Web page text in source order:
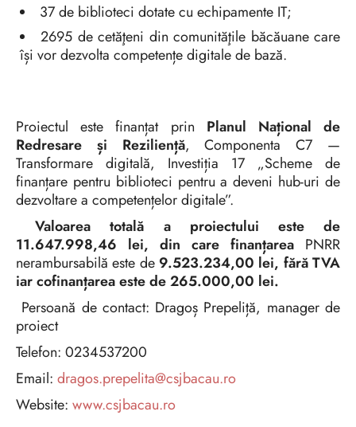
37 de biblioteci dotate cu echipamente IT;
2695 de cetăţeni din comunităţile băcăuane care
își vor dezvolta competențe digitale de bază.
Proiectul este finanțat prin Planul Național de
Redresare și Reziliență, Componenta C7 —
Transformare digitală, Investiția 17 „Scheme de
finanțare pentru biblioteci pentru a deveni hub-uri de
dezvoltare a competențelor digitale”.
Valoarea totală a proiectului este de
11.647.998,46 lei, din care finanțarea PNRR
nerambursabilă este de 9.523.234,00 lei, fără TVA
iar cofinanțarea este de 265.000,00 lei.
Persoană de contact: Dragoș Prepeliță, manager de
proiect
Telefon: 0234537200
Email: dragos.prepelita@csjbacau.ro
Website: www.csjbacau.ro